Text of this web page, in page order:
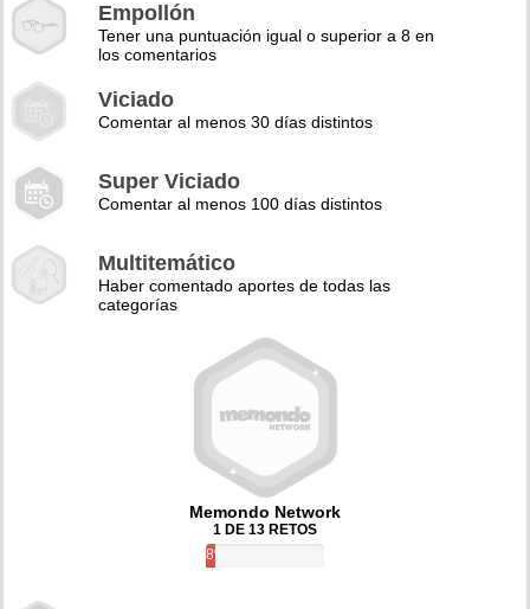
Empollón
Tener una puntuación igual o superior a 8 en
los comentarios
Viciado
Comentar al menos 30 días distintos
Super Viciado
Comentar al menos 100 días distintos
Multitemático
Haber comentado aportes de todas las
categorías
Memondo Network
1 DE 13 RETOS
8%